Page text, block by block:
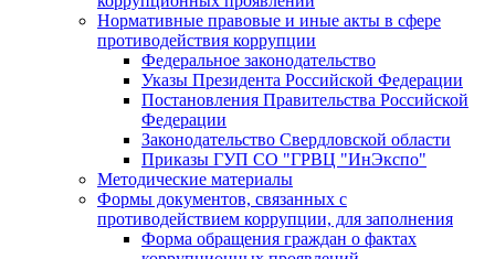
Нормативные правовые и иные акты в сфере
противодействия коррупции
Федеральное законодательство
Указы Президента Российской Федерации
Постановления Правительства Российской
Федерации
Законодательство Свердловской области
Приказы ГУП СО "ГРВЦ "ИнЭкспо"
Методические материалы
Формы документов, связанных с
противодействием коррупции, для заполнения
Форма обращения граждан о фактах